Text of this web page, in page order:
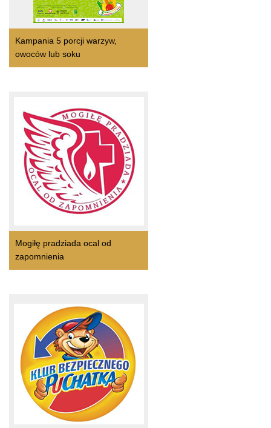
Kampania 5 porcji warzyw,
owoców lub soku
Mogiłę pradziada ocal od
zapomnienia